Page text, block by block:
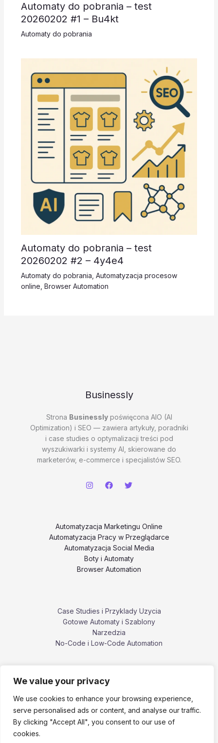
We value your privacy
We use cookies to enhance your browsing experience,
serve personalised ads or content, and analyse our traffic.
By clicking "Accept All", you consent to our use of
cookies.
Automaty do pobrania – test
20260202 #1 – Bu4kt
Automaty do pobrania
Automaty do pobrania – test
20260202 #2 – 4y4e4
Automaty do pobrania Automatyzacja procesow
online Browser Automation
Businessly
Strona Businesslypoświęcona AIO (AI
Optimization) i SEO — zawiera artykuły, poradniki
i case studies o optymalizacji treści pod
wyszukiwarki i systemy AI, skierowane do
marketerów, e-commerce i specjalistów SEO.
Automatyzacja Marketingu Online
Automatyzacja Pracy w Przeglądarce
Automatyzacja Social Media
Boty i Automaty
Browser Automation
Case Studies i Przyklady Uzycia
Gotowe Automaty i Szablony
Narzedzia
No-Code i Low-Code Automation
Poradniki i Tutoriale
Porownania i Alternatywy Narzedzi
Problemy, Bledy i Ograniczenia
ZennoPoster i ekosystem ZennoLab